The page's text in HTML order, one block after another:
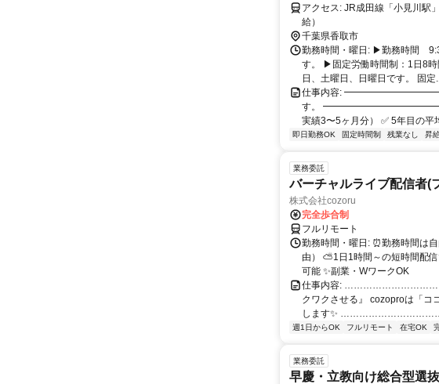
アクセス: JR成田線「小見川駅」徒歩7分 車通勤OK（大駐車場完備・交通費全額支
給）
千葉県香取市
勤務時間・曜日: ▶勤務時間
す。 ▶固定労働時間制：1日8
日、土曜日、日曜日です。 固定
仕事内容:
す。 ━━━━━━━━━━━━━━━
実績3〜5ヶ月分） ✅ 5年目の平
即日勤務OK 固定時間制 残業なし 昇
業務委託
バーチャルライブ配信者(
株式会社cozoru
完全歩合制
フルリモート
勤務時間・曜日: ⏰勤務時間は
由） ⛅1日1時間～の短時間配
可能 ✨副業・WワークOK
仕事内容:
クワクさせる』 cozoproは「コ
します✨
週1日からOK フルリモート 在宅OK
業務委託
早慶・立教向け総合型選